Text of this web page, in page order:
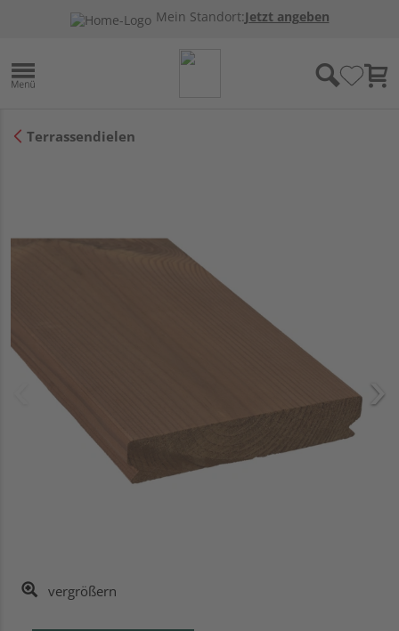
Mein Standort:Jetzt angeben
Terrassendielen
vergrößern